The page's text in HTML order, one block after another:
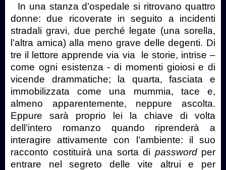
In una stanza d’ospedale si ritrovano quattro
donne: due ricoverate in seguito a incidenti
stradali gravi, due perché legate (una sorella,
l’altra amica) alla meno grave delle degenti. Di
tre il lettore apprende via via le storie, intrise –
come ogni esistenza - di momenti gioiosi e di
vicende drammatiche; la quarta, fasciata e
immobilizzata come una mummia, tace e,
almeno apparentemente, neppure ascolta.
Eppure sarà proprio lei la chiave di volta
dell’intero romanzo quando riprenderà a
interagire attivamente con l’ambiente: il suo
racconto costituirà una sorta di password per
entrare nel segreto delle vite altrui e per